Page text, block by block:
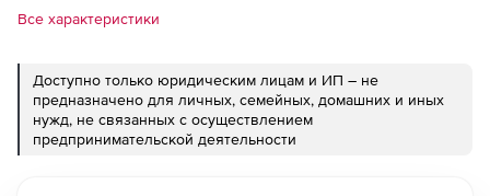
Все характеристики
Доступно только юридическим лицам и ИП – не
предназначено для личных, семейных, домашних и иных
нужд, не связанных с осуществлением
предпринимательской деятельности